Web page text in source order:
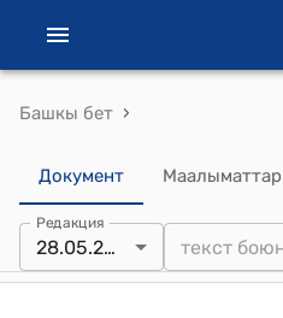
Башкы бет ›
Документ Маалыматтар
Редакция
28.05.2021